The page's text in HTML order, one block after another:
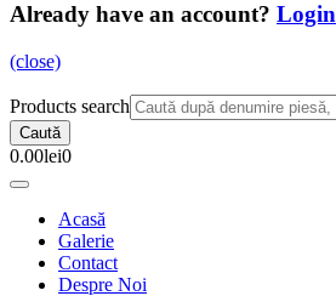
Already have an account? Login
(close)
Products search
Caută
0.00lei0
Acasă
Galerie
Contact
Despre Noi